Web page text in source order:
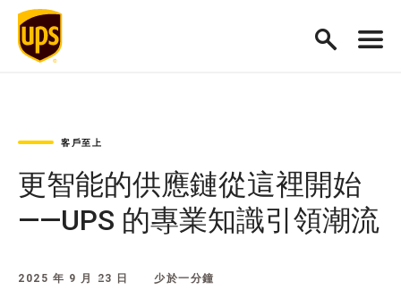
客戶至上
更智能的供應鏈從這裡開始
——UPS 的專業知識引領潮流
2025 年 9 月 23 日 少於一分鐘